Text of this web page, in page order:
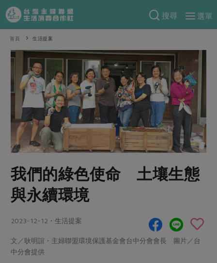
搜尋
選單
產品分類
當季蔬果
一籃菜 當令水果
芽苗類 蕈菇類
辛香料類
奶蛋豆・五穀
蛋 乳製品
豆製品 米麵雜糧
肉品・水產
畜產肉類
水畜加工品
食譜料理
食材
米食
麵食
肉食
海鮮
常備菜
蔬食
蛋料理
料理方式
烘焙．點心
特別企畫
預購活動
把最好的台灣味帶回家！
防災用品預購圓滿結束
更多預購活動
合作25-精選產品第四彈
綠主張
觀點文章
主婦食堂 一籃菜真心話
社內大小事 合作聯合國
產品故事
樂齡生活
廚房瑜伽
關注議題
關於合作社
關於我們
合作社組織
產品檢驗
首頁 生活提案
我們的綠色使命 土壤生態
與永續環境
2023-12-12・生活提案
文／耿明誼・主婦聯盟環境保護基金會台中分會會長 圖片／台
中分會提供